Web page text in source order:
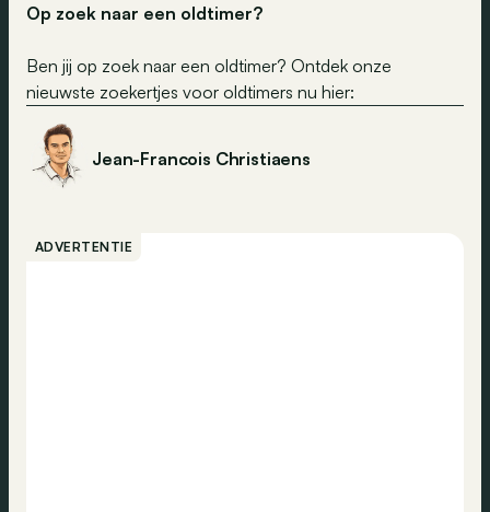
Op zoek naar een oldtimer?
Ben jij op zoek naar een oldtimer? Ontdek onze
nieuwste zoekertjes voor oldtimers nu hier:
Jean-Francois Christiaens
ADVERTENTIE